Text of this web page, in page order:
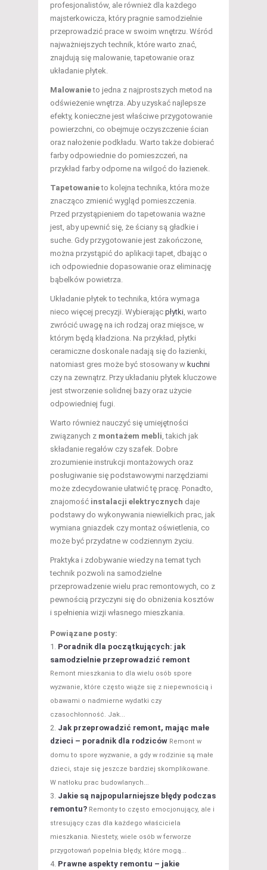
profesjonalistów, ale również dla każdego
majsterkowicza, który pragnie samodzielnie
przeprowadzić prace w swoim wnętrzu. Wśród
najważniejszych technik, które warto znać,
znajdują się malowanie, tapetowanie oraz
układanie płytek.
Malowanieto jedna z najprostszych metod na
odświeżenie wnętrza. Aby uzyskać najlepsze
efekty, konieczne jest właściwe przygotowanie
powierzchni, co obejmuje oczyszczenie ścian
oraz nałożenie podkładu. Warto także dobierać
farby odpowiednie do pomieszczeń, na
przykład farby odporne na wilgoć do łazienek.
Tapetowanieto kolejna technika, która może
znacząco zmienić wygląd pomieszczenia.
Przed przystąpieniem do tapetowania ważne
jest, aby upewnić się, że ściany są gładkie i
suche. Gdy przygotowanie jest zakończone,
można przystąpić do aplikacji tapet, dbając o
ich odpowiednie dopasowanie oraz eliminację
bąbelków powietrza.
Układanie płytek to technika, która wymaga
nieco więcej precyzji. Wybierając płytki, warto
zwrócić uwagę na ich rodzaj oraz miejsce, w
którym będą kładziona. Na przykład, płytki
ceramiczne doskonale nadają się do łazienki,
natomiast gres może być stosowany w kuchni
czy na zewnątrz. Przy układaniu płytek kluczowe
jest stworzenie solidnej bazy oraz użycie
odpowiedniej fugi.
Warto również nauczyć się umiejętności
związanych z montażem mebli, takich jak
składanie regałów czy szafek. Dobre
zrozumienie instrukcji montażowych oraz
posługiwanie się podstawowymi narzędziami
może zdecydowanie ułatwić tę pracę. Ponadto,
znajomość instalacji elektrycznych daje
podstawy do wykonywania niewielkich prac, jak
wymiana gniazdek czy montaż oświetlenia, co
może być przydatne w codziennym życiu.
Praktyka i zdobywanie wiedzy na temat tych
technik pozwoli na samodzielne
przeprowadzenie wielu prac remontowych, co z
pewnością przyczyni się do obniżenia kosztów
i spełnienia wizji własnego mieszkania.
Powiązane posty:
Poradnik dla początkujących: jak
samodzielnie przeprowadzić remont
Remont mieszkania to dla wielu osób spore
wyzwanie, które często wiąże się z niepewnością i
obawami o nadmierne wydatki czy
czasochłonność. Jak...
Jak przeprowadzić remont, mając małe
dzieci – poradnik dla rodziców Remont w
domu to spore wyzwanie, a gdy w rodzinie są małe
dzieci, staje się jeszcze bardziej skomplikowane.
W natłoku prac budowlanych...
Jakie są najpopularniejsze błędy podczas
remontu? Remonty to często emocjonujący, ale i
stresujący czas dla każdego właściciela
mieszkania. Niestety, wiele osób w ferworze
przygotowań popełnia błędy, które mogą...
Prawne aspekty remontu – jakie